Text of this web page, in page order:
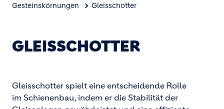
Gesteinskörnungen
Gleisschotter
GLEISSCHOTTER
Gleisschotter spielt eine entscheidende Rolle
im Schienenbau, indem er die Stabilität der